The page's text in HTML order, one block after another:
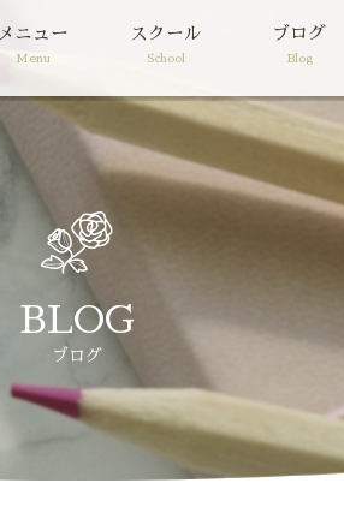
メニュー
Menu
スクール
School
ブログ
Blog
BLOG
ブログ